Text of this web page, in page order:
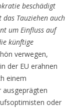
beschädigt
Tauziehen auch
um Einfluss auf
künftige
verwegen,
der EU erahnen
einem
oder